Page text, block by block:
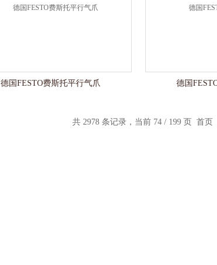
德国FESTO费斯托平行气爪 德国
共 2978 条记录，当前 74 / 199 页 首页